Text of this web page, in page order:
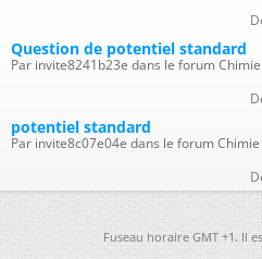
Question de potentiel standard
Par invite8241b23e dans le forum Chimie
potentiel standard
Par invite8c07e04e dans le forum Chimie
Fuseau horaire GMT +1. Il